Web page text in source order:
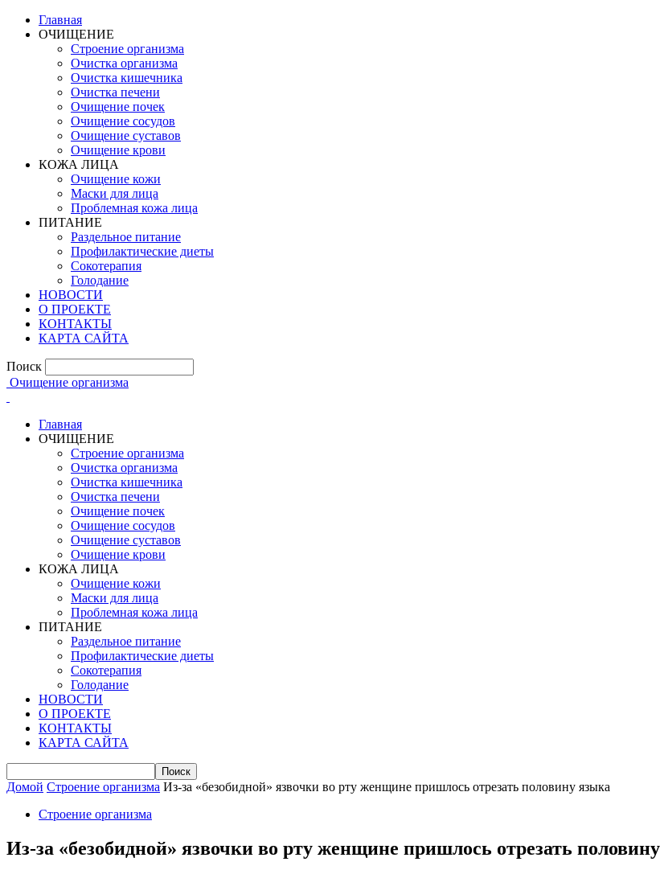
Главная
ОЧИЩЕНИЕ
Строение организма
Очистка организма
Очистка кишечника
Очистка печени
Очищение почек
Очищение сосудов
Очищение суставов
Очищение крови
КОЖА ЛИЦА
Очищение кожи
Маски для лица
Проблемная кожа лица
ПИТАНИЕ
Раздельное питание
Профилактические диеты
Сокотерапия
Голодание
НОВОСТИ
О ПРОЕКТЕ
КОНТАКТЫ
КАРТА САЙТА
Поиск
Очищение организма
Главная
ОЧИЩЕНИЕ
Строение организма
Очистка организма
Очистка кишечника
Очистка печени
Очищение почек
Очищение сосудов
Очищение суставов
Очищение крови
КОЖА ЛИЦА
Очищение кожи
Маски для лица
Проблемная кожа лица
ПИТАНИЕ
Раздельное питание
Профилактические диеты
Сокотерапия
Голодание
НОВОСТИ
О ПРОЕКТЕ
КОНТАКТЫ
КАРТА САЙТА
Домой Строение организма Из-за «безобидной» язвочки во рту женщине пришлось отрезать половину языка
Строение организма
Из-за «безобидной» язвочки во рту женщине пришлось отрезать